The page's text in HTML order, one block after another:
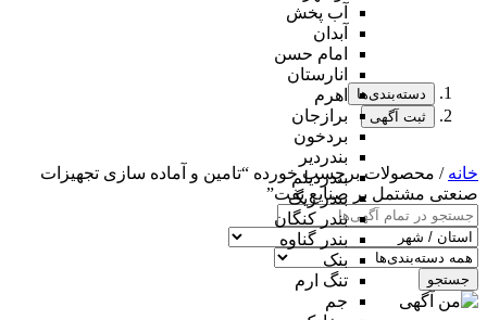
آب پخش
آبدان
امام حسن
انارستان
اهرم
برازجان
بردخون
بندردیر
بندردیلم
بندر ریگ
بندر کنگان
بندر گناوه
بنک
تنگ ارم
جم
دسته‌بندی‌ها
ثبت آگهی
خانه / محصولات برچسب خورده “تامین و آماده سازی تجهیزات
صنعتی مشتمل بر صنایع نفت”
جستجو